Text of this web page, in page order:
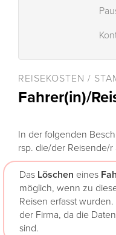
REISEKOSTEN /
Fahrer(in)/
In der folgenden
rsp. die/der Reisende/r
Das Löschen eines
möglich, wenn zu
Reisen erfasst
der Firma, da die
sind.